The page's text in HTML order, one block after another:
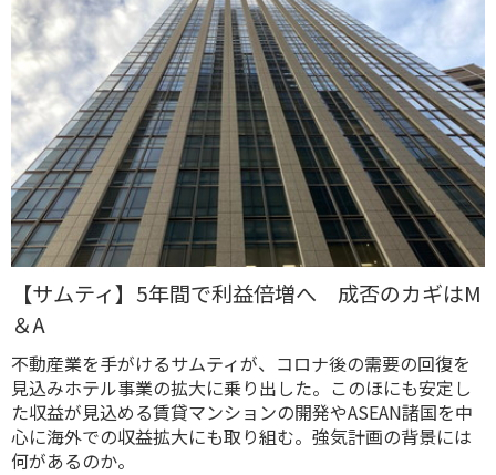
【サムティ】5年間で利益倍増へ 成否のカギはM
＆A
不動産業を手がけるサムティが、コロナ後の需要の回復を
見込みホテル事業の拡大に乗り出した。このほにも安定し
た収益が見込める賃貸マンションの開発やASEAN諸国を中
心に海外での収益拡大にも取り組む。強気計画の背景には
何があるのか。